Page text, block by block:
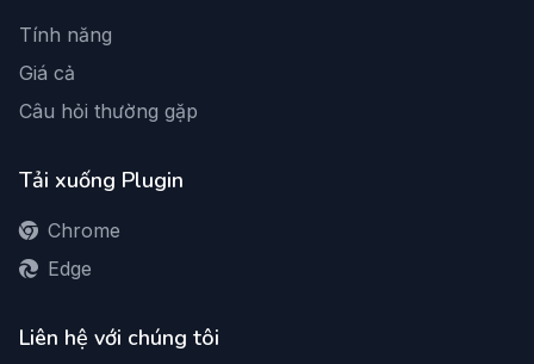
Tính năng
Giá cả
Câu hỏi thường gặp
Tải xuống Plugin
Chrome
Edge
Liên hệ với chúng tôi